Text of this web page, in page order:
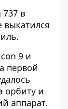
в
выкатился
9 и
первой
орбиту и
аппарат.